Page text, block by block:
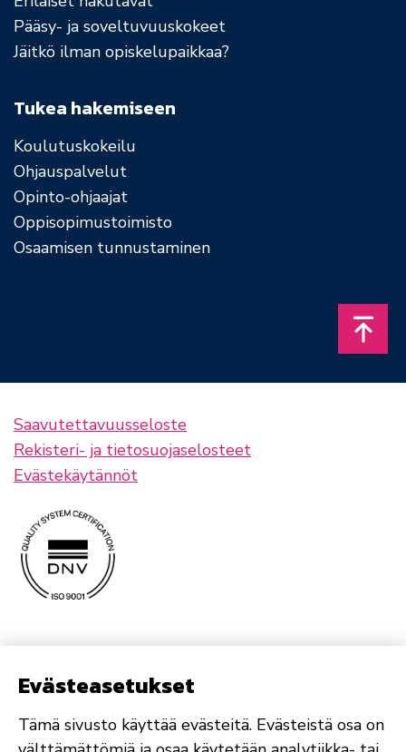
Pääsy- ja soveltuvuuskokeet
Jäitkö ilman opiskelupaikkaa?
Tukea hakemiseen
Koulutuskokeilu
Ohjauspalvelut
Opinto-ohjaajat
Oppisopimustoimisto
Osaamisen tunnustaminen
Saavutettavuusseloste
Rekisteri- ja tietosuojaselosteet
Evästekäytännöt
Evästeasetukset
Tämä sivusto käyttää evästeitä. Evästeistä osa on